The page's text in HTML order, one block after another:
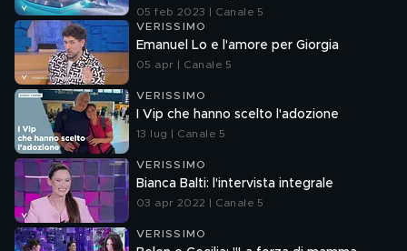
05 feb 2023 | Canale 5
VERISSIMO
Emanuel Lo e l'amore per Giorgia
05 apr | Canale 5
VERISSIMO
I Vip che hanno scelto l'adozione
13 lug | Canale 5
VERISSIMO
Bianca Balti: l'intervista integrale
03 apr 2022 | Canale 5
VERISSIMO